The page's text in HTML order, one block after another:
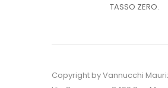
TASSO ZERO.
Copyright by Vannucchi